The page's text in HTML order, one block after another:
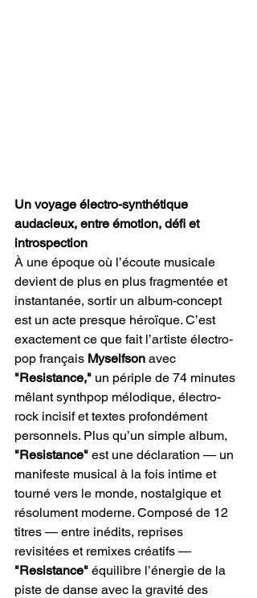
Un voyage électro-synthétique
audacieux, entre émotion, défi et
introspection
À une époque où l’écoute musicale
devient de plus en plus fragmentée et
instantanée, sortir un album-concept
est un acte presque héroïque. C’est
exactement ce que fait l’artiste électro-
pop français Myselfson avec
"Resistance," un périple de 74 minutes
mêlant synthpop mélodique, électro-
rock incisif et textes profondément
personnels. Plus qu’un simple album,
"Resistance" est une déclaration — un
manifeste musical à la fois intime et
tourné vers le monde, nostalgique et
résolument moderne. Composé de 12
titres — entre inédits, reprises
revisitées et remixes créatifs —
"Resistance" équilibre l’énergie de la
piste de danse avec la gravité des